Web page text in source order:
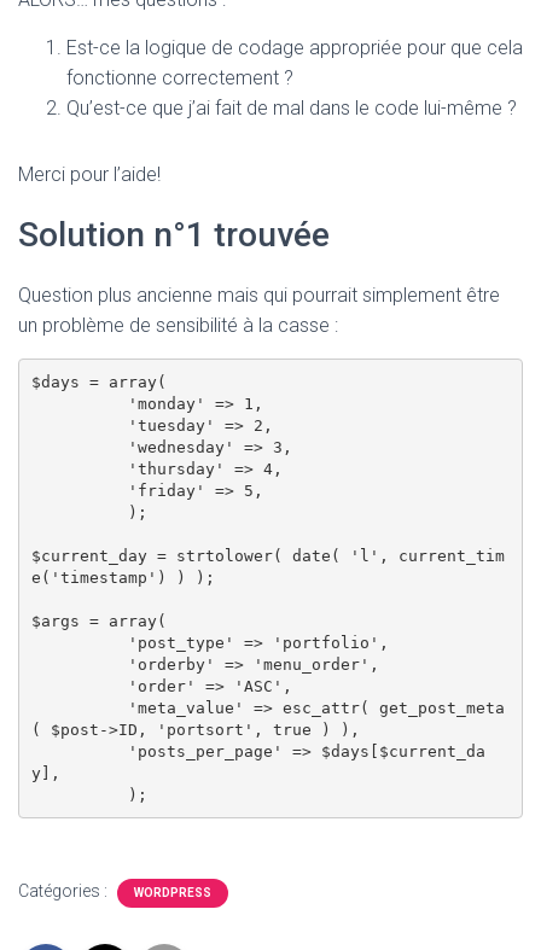
Est-ce la logique de codage appropriée pour que cela
fonctionne correctement ?
Qu’est-ce que j’ai fait de mal dans le code lui-même ?
Merci pour l’aide!
Solution n°1 trouvée
Question plus ancienne mais qui pourrait simplement être
un problème de sensibilité à la casse :
$days = array(
$current_day = strtolower( date( 'l', current_tim
e('timestamp') ) );
$args = array(
( $post->ID, 'portsort', true ) ),
y],
Catégories : WORDPRESS